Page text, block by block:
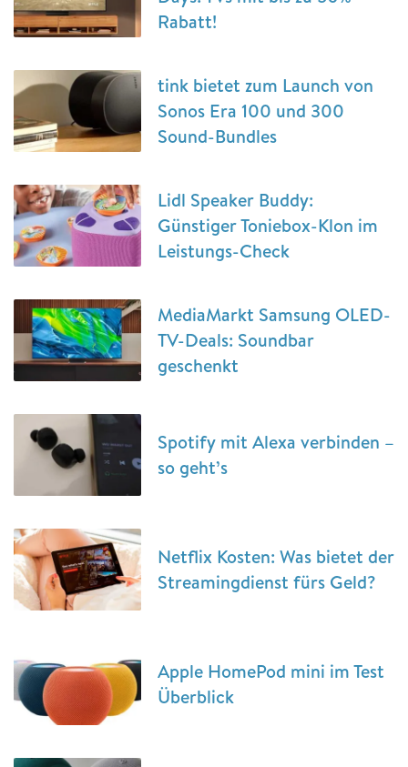
Rabatt!
tink bietet zum Launch von
Sonos Era 100 und 300
Sound-Bundles
Lidl Speaker Buddy:
Günstiger Toniebox-Klon im
Leistungs-Check
MediaMarkt Samsung OLED-
TV-Deals: Soundbar
geschenkt
Spotify mit Alexa verbinden –
so geht’s
Netflix Kosten: Was bietet der
Streamingdienst fürs Geld?
Apple HomePod mini im Test
Überblick